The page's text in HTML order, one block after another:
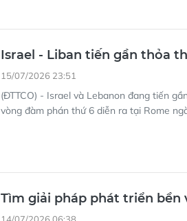
Israel - Liban tiến gần thỏa
15/07/2026 23:51
(ĐTTCO) - Israel và Lebanon đang tiến
vòng đàm phán thứ 6 diễn ra tại Rome
Tìm giải pháp phát triển bền